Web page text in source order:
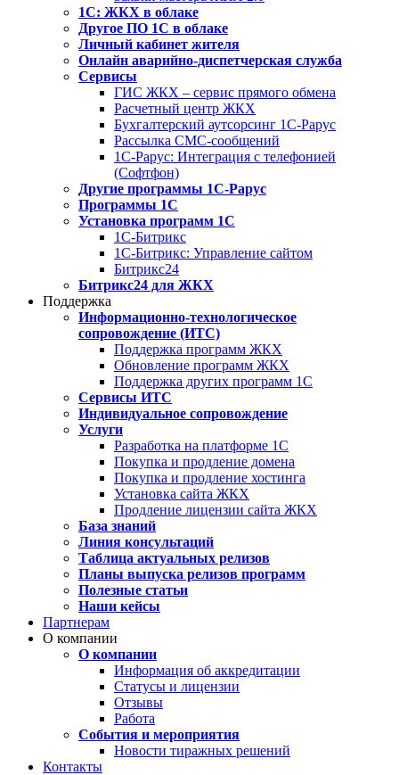
1С: ЖКХ в облаке
Другое ПО 1С в облаке
Личный кабинет жителя
Онлайн аварийно-диспетчерская служба
Сервисы
ГИС ЖКХ – сервис прямого обмена
Расчетный центр ЖКХ
Бухгалтерский аутсорсинг 1С-Рарус
Рассылка СМС-сообщений
1С-Рарус: Интеграция с телефонией
(Софтфон)
Другие программы 1С-Рарус
Программы 1С
Установка программ 1С
1С-Битрикс
1С-Битрикс: Управление сайтом
Битрикс24
Битрикс24 для ЖКХ
Поддержка
Информационно-технологическое
сопровождение (ИТС)
Поддержка программ ЖКХ
Обновление программ ЖКХ
Поддержка других программ 1С
Сервисы ИТС
Индивидуальное сопровождение
Услуги
Разработка на платформе 1С
Покупка и продление домена
Покупка и продление хостинга
Установка сайта ЖКХ
Продление лицензии сайта ЖКХ
База знаний
Линия консультаций
Таблица актуальных релизов
Планы выпуска релизов программ
Полезные статьи
Наши кейсы
Партнерам
О компании
О компании
Информация об аккредитации
Статусы и лицензии
Отзывы
Работа
События и мероприятия
Новости тиражных решений
Контакты